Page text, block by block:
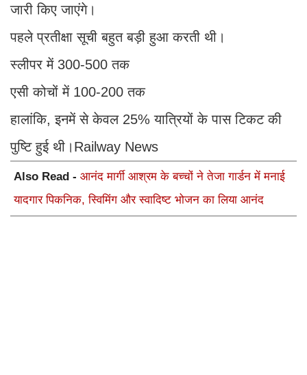
जारी किए जाएंगे।
पहले प्रतीक्षा सूची बहुत बड़ी हुआ करती थी।
स्लीपर में 300-500 तक
एसी कोचों में 100-200 तक
हालांकि, इनमें से केवल 25% यात्रियों के पास टिकट की
पुष्टि हुई थी।Railway News
Also Read - आनंद मार्गी आश्रम के बच्चों ने तेजा गार्डन में मनाई
यादगार पिकनिक, स्विमिंग और स्वादिष्ट भोजन का लिया आनंद